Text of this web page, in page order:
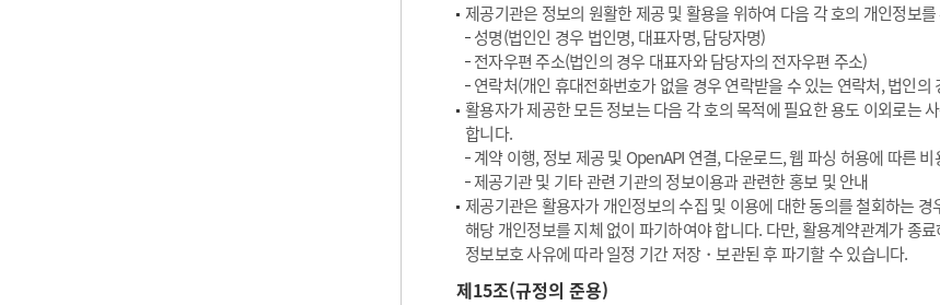
제공기관은 정보의 원활한 제공 및 활용을 위하여 다음 각 호의 개인정보
성명(법인인 경우 법인명, 대표자명, 담당자명)
전자우편 주소(법인의 경우 대표자와 담당자의 전자우편 주소)
연락처(개인 휴대전화번호가 없을 경우 연락받을 수 있는 연락처, 법인의
활용자가 제공한 모든 정보는 다음 각 호의 목적에 필요한 용도 이외로는
합니다.
계약 이행, 정보 제공 및 OpenAPI 연결, 다운로드, 웹 파싱 허용에 따른 비
제공기관 및 기타 관련 기관의 정보이용과 관련한 홍보 및 안내
제공기관은 활용자가 개인정보의 수집 및 이용에 대한 동의를 철회하는
해당 개인정보를 지체 없이 파기하여야 합니다. 다만, 활용계약관계가 종
정보보호 사유에 따라 일정 기간 저장・보관된 후 파기할 수 있습니다.
제15조(규정의 준용)